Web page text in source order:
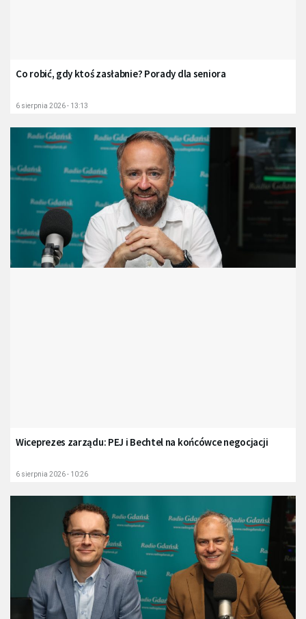
Co robić, gdy ktoś zasłabnie? Porady dla seniora
6 sierpnia 2026 - 13:13
Wiceprezes zarządu: PEJ i Bechtel na końcówce negocjacji
6 sierpnia 2026 - 10:26